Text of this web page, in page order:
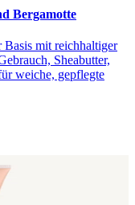
Bergamotte
mit reichhaltiger
Sheabutter,
weiche, gepflegte